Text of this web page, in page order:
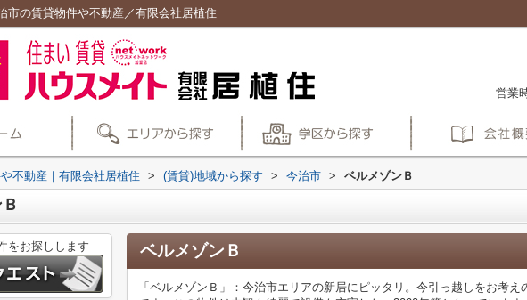
市の賃貸物件や不動産／有限会社居植住
営業
不動産｜有限会社居植住 > (賃貸)地域から探す > 今治市 > ベルメゾンＢ
ベルメゾンＢ
「ベルメゾンＢ」：今治市エリアの新居にピッタリ。今引っ越しをお考
をお探しします